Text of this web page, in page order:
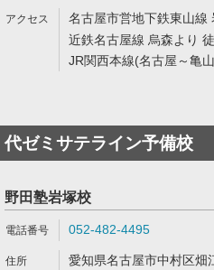
名古屋市営地下鉄東山線
近鉄名古屋線 烏森より
JR関西本線(名古屋～亀
代ゼミサテライン予備校
野田塾岩塚校
052-482-4495
愛知県名古屋市中村区畑